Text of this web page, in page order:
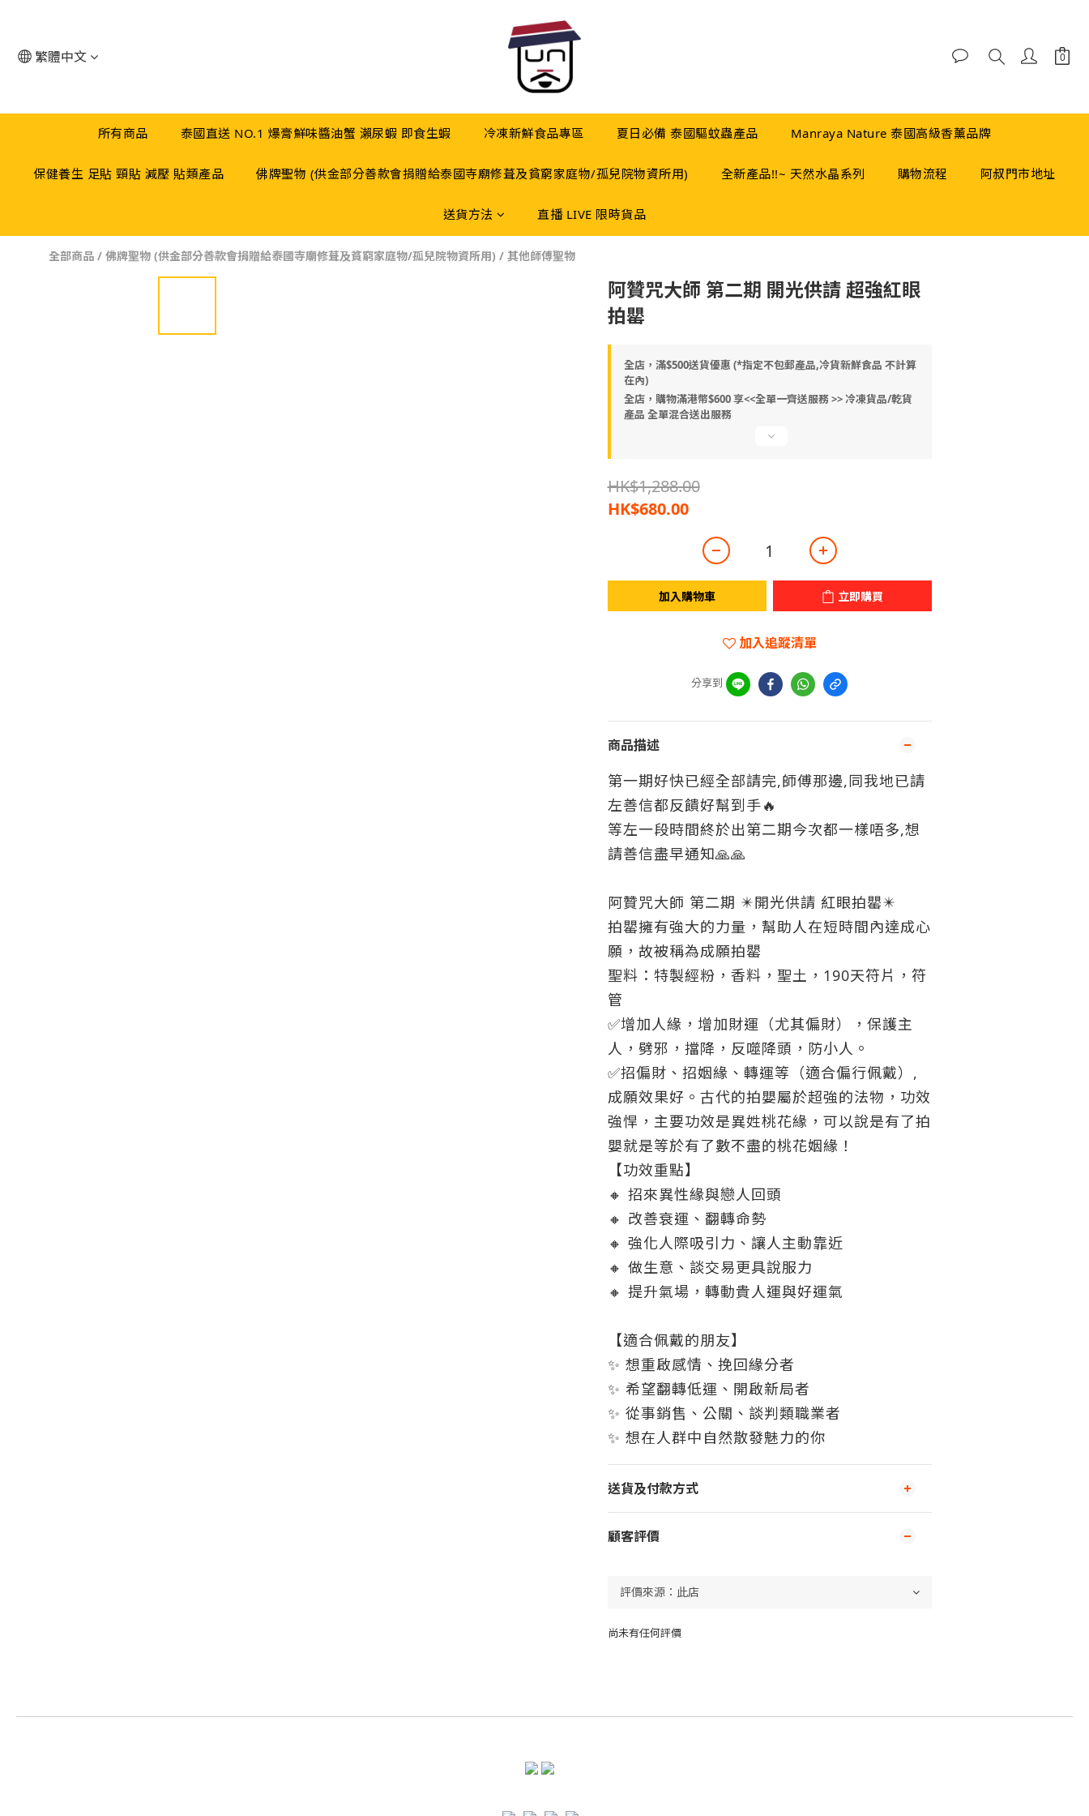
繁體中文
所有商品 泰國直送 NO.1 爆膏鮮味醬油蟹 瀨尿蝦 即食生蝦 冷凍新鮮食品專區 夏日必備 泰國驅蚊蟲產品 Manraya Nature 泰國高級香薰品牌
保健養生 足貼 頸貼 減壓 貼類產品 佛牌聖物 (供金部分善款會捐贈給泰國寺廟修葺及貧窮家庭物/孤兒院物資所用) 全新產品!!~ 天然水晶系列 購物流程 阿叔門市地址
送貨方法 直播 LIVE 限時貨品
全部商品 / 佛牌聖物 (供金部分善款會捐贈給泰國寺廟修葺及貧窮家庭物/孤兒院物資所用) / 其他師傅聖物
阿贊咒大師 第二期 開光供請 超強紅眼
拍罌
全店，滿$500送貨優惠 (*指定不包郵產品,冷貨新鮮食品 不計算
在內)
全店，購物滿港幣$600 享<<全單一齊送服務 >> 冷凍貨品/乾貨
產品 全單混合送出服務
HK$1,288.00
HK$680.00
加入購物車 立即購買
加入追蹤清單
分享到
商品描述
第一期好快已經全部請完,師傅那邊,同我地已請
左善信都反饋好幫到手🔥
等左一段時間終於出第二期今次都一樣唔多,想
請善信盡早通知🙏🙏
阿贊咒大師 第二期 ✴️開光供請 紅眼拍罌✴️
拍罌擁有強大的力量，幫助人在短時間內達成心
願，故被稱為成願拍罌
聖料：特製經粉，香料，聖土，190天符片，符
管
✅增加人緣，增加財運（尤其偏財），保護主
人，劈邪，擋降，反噬降頭，防小人。
✅招偏財、招姻緣、轉運等（適合偏行佩戴）,
成願效果好。古代的拍嬰屬於超強的法物，功效
強悍，主要功效是異姓桃花緣，可以說是有了拍
嬰就是等於有了數不盡的桃花姻緣！
【功效重點】
🔸 招來異性緣與戀人回頭
🔸 改善衰運、翻轉命勢
🔸 強化人際吸引力、讓人主動靠近
🔸 做生意、談交易更具說服力
🔸 提升氣場，轉動貴人運與好運氣
【適合佩戴的朋友】
✨ 想重啟感情、挽回緣分者
✨ 希望翻轉低運、開啟新局者
✨ 從事銷售、公關、談判類職業者
✨ 想在人群中自然散發魅力的你
送貨及付款方式
顧客評價
尚未有任何評價